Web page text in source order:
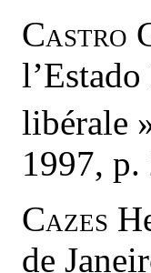
Castro
libérale
1997, p.
Cazes
de